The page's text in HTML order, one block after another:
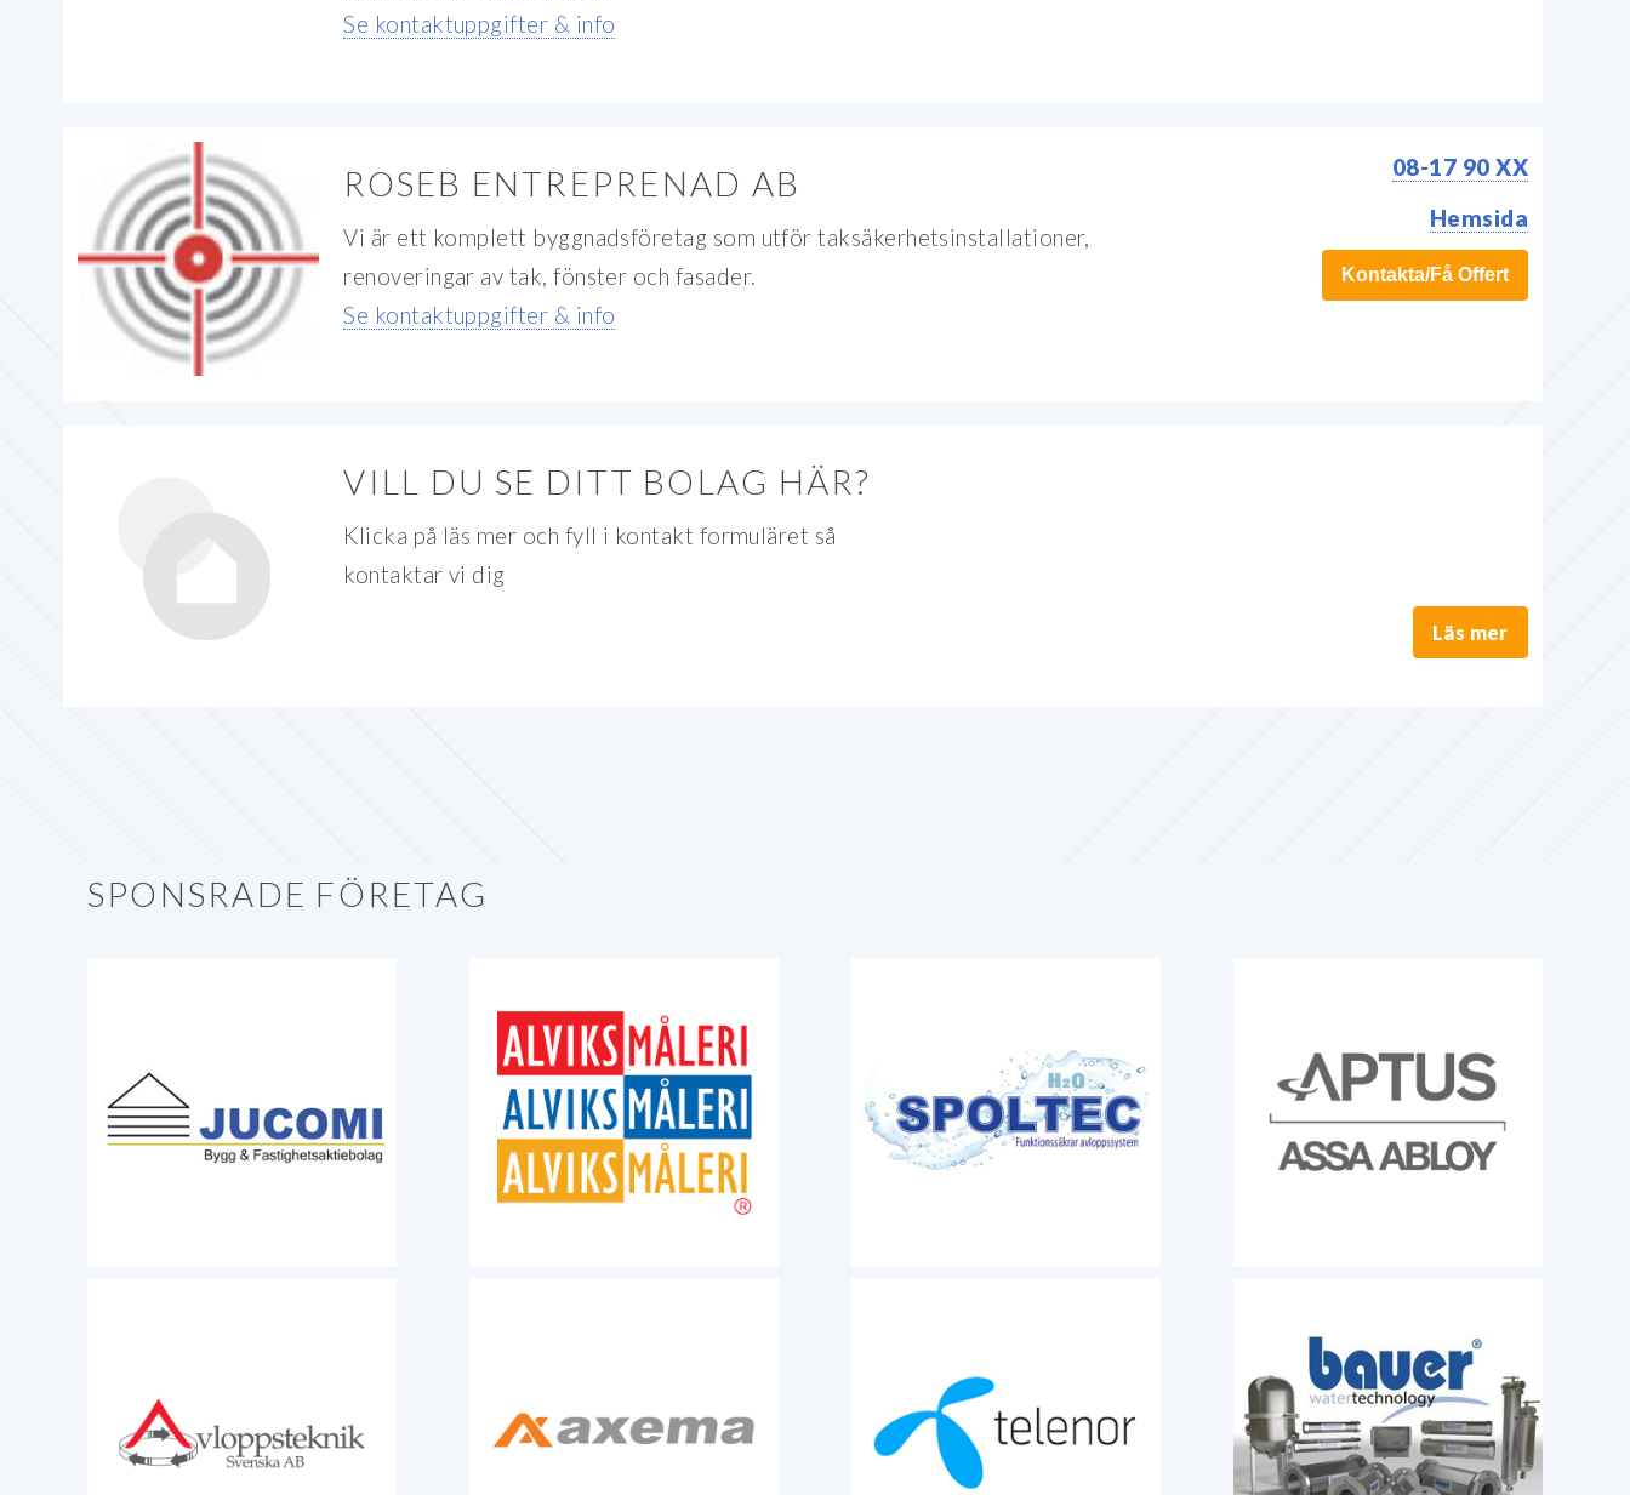
Se kontaktuppgifter & info
ROSEB ENTREPRENAD AB
Vi är ett komplett byggnadsföretag som utför taksäkerhetsinstallationer,
renoveringar av tak, fönster och fasader.
Se kontaktuppgifter & info
08-17 90 XX
Hemsida
Kontakta/Få Offert
VILL DU SE DITT BOLAG HÄR?
Klicka på läs mer och fyll i kontakt formuläret så
kontaktar vi dig
Läs mer
SPONSRADE FÖRETAG